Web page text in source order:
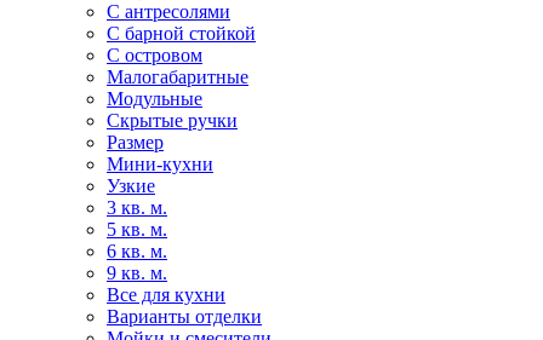
С антресолями
С барной стойкой
С островом
Малогабаритные
Модульные
Скрытые ручки
Размер
Мини-кухни
Узкие
3 кв. м.
5 кв. м.
6 кв. м.
9 кв. м.
Все для кухни
Варианты отделки